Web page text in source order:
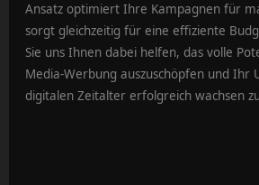
Ansatz optimiert Ihre Kampagnen für
sorgt gleichzeitig für eine effiziente
Sie uns Ihnen dabei helfen, das volle
Media-Werbung auszuschöpfen und Ihr
digitalen Zeitalter erfolgreich wachsen